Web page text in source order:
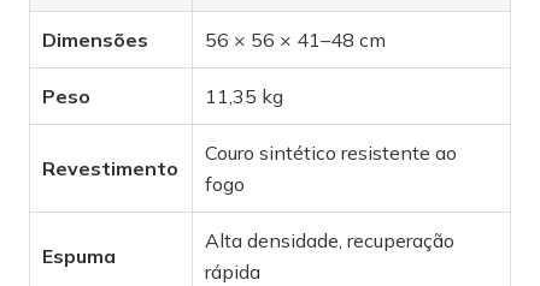
Dimensões 56 × 56 × 41–48 cm
Peso 11,35 kg
Revestimento
Couro sintético resistente ao
fogo
Espuma
Alta densidade, recuperação
rápida